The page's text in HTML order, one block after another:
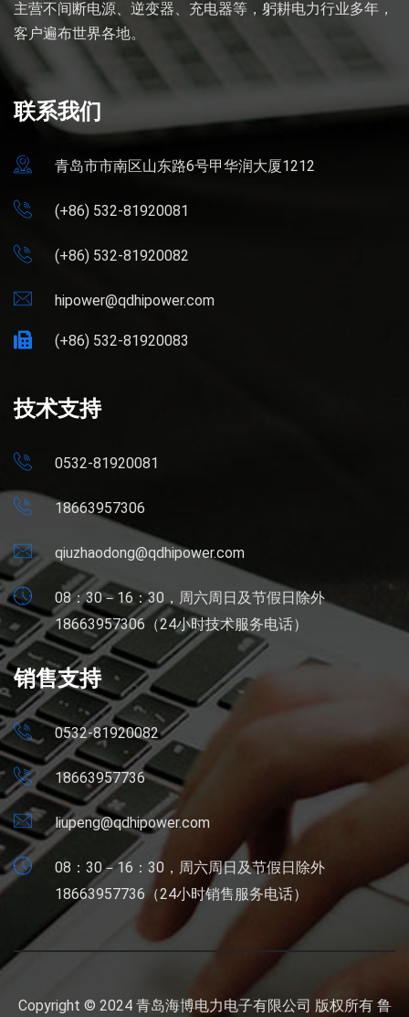
主营不间断电源、逆变器、充电器等，躬耕电力行业多年，
客户遍布世界各地。
联系我们
青岛市市南区山东路6号甲华润大厦1212
(+86) 532-81920081
(+86) 532-81920082
hipower@qdhipower.com
(+86) 532-81920083
技术支持
0532-81920081
18663957306
qiuzhaodong@qdhipower.com
08：30－16：30，周六周日及节假日除外
18663957306（24小时技术服务电话）
销售支持
0532-81920082
18663957736
liupeng@qdhipower.com
08：30－16：30，周六周日及节假日除外
18663957736（24小时销售服务电话）
Copyright © 2024 青岛海博电力电子有限公司 版权所有 鲁